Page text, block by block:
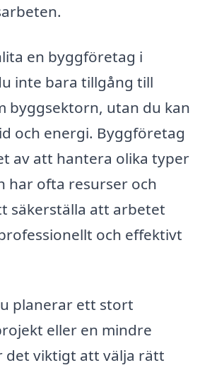
en byggföretag i
inte bara tillgång till
byggsektorn, utan du kan
och energi. Byggföretag
av att hantera olika typer
har ofta resurser och
säkerställa att arbetet
och effektivt
planerar ett stort
eller en mindre
det viktigt att välja rätt